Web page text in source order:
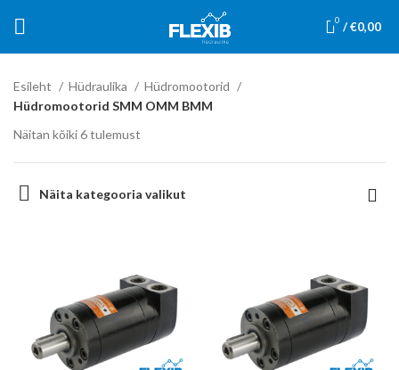
0 /€0,00
Esileht Hüdraulika
Hüdromootorid
Hüdromootorid SMM OMM BMM
Näitan kõiki 6 tulemust
Näita kategooria valikut